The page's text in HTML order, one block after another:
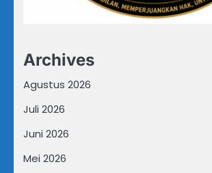
Archives
Agustus 2026
Juli 2026
Juni 2026
Mei 2026